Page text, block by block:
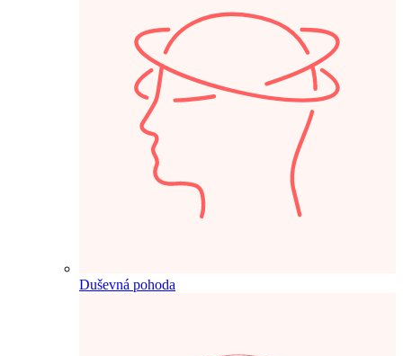
Duševná pohoda